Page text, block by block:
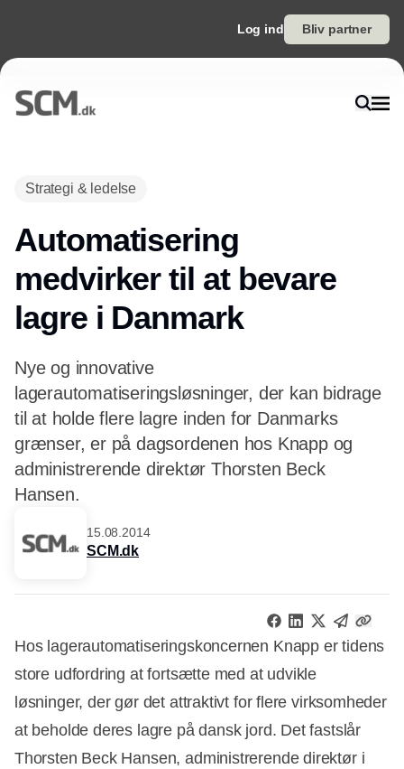
Log ind Bliv partner
Strategi & ledelse
Automatisering
medvirker til at bevare
lagre i Danmark
Nye og innovative
lagerautomatiseringsløsninger, der kan bidrage
til at holde flere lagre inden for Danmarks
grænser, er på dagsordenen hos Knapp og
administrerende direktør Thorsten Beck
Hansen.
15.08.2014
SCM.dk
Hos lagerautomatiseringskoncernen Knapp er tidens
store udfordring at fortsætte med at udvikle
løsninger, der gør det attraktivt for flere virksomheder
at beholde deres lagre på dansk jord. Det fastslår
Thorsten Beck Hansen, administrerende direktør i